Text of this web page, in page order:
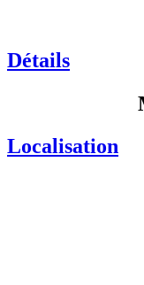
Détails
Localisation